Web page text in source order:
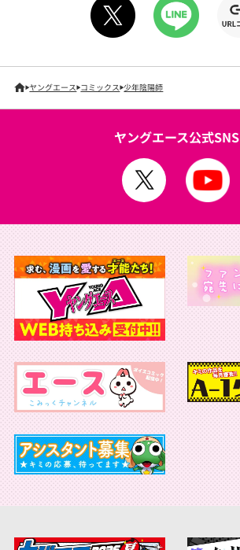
ヤングエース コミックス 少年陰陽師
ヤングエース公式SNS